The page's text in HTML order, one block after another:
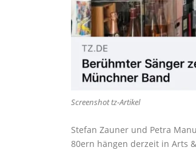
Screenshot tz-Artikel
Stefan Zauner und Petra
80ern hängen derzeit in Arts